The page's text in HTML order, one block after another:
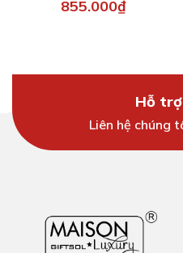
855.000₫
Hỗ
Liên hệ chúng